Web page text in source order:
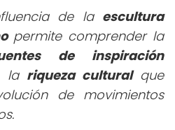
de la escultura
permite comprender la
de inspiración
la riqueza culturalque
de movimientos